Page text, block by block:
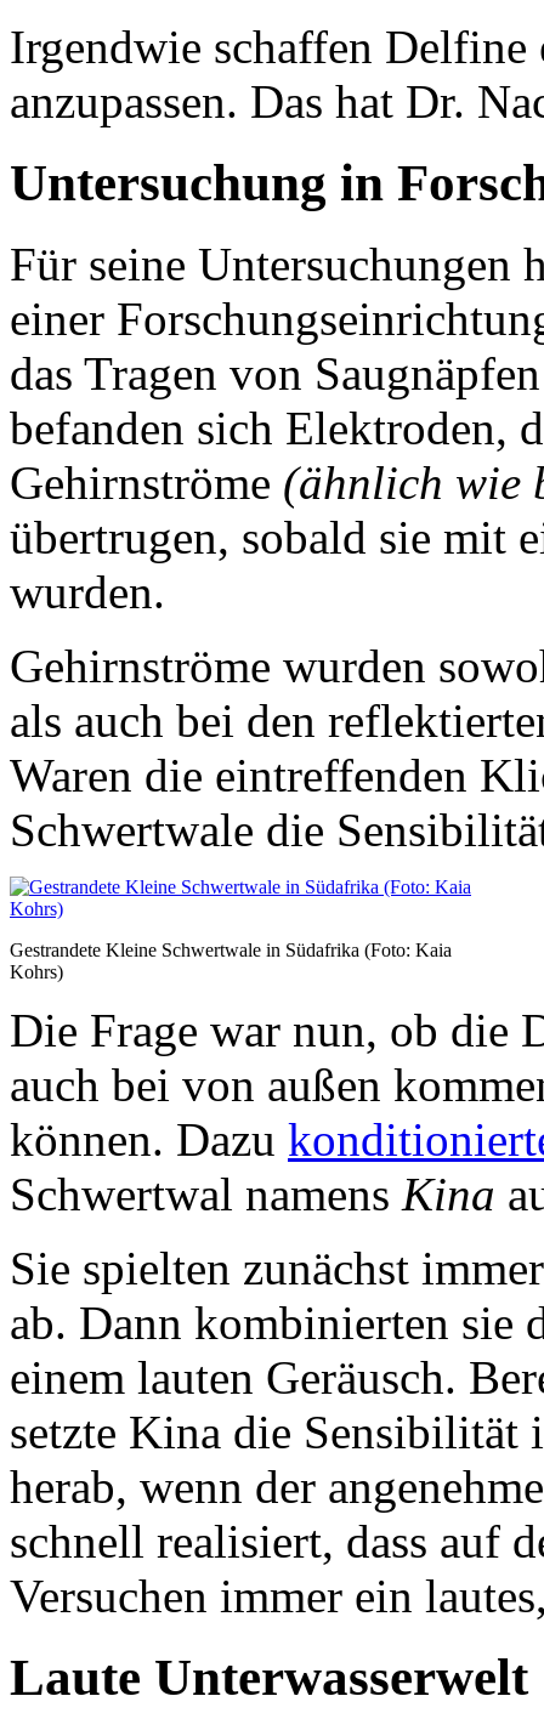
Irgendwie schaffen Delfine
anzupassen. Das hat Dr.
Untersuchung in
Für seine Untersuchungen
einer
das Tragen von
befanden sich Elektroden,
Gehirnströme (ähnlich wie
übertrugen, sobald sie mit
wurden.
Gehirnströme wurden
als auch bei den
Waren die eintreffenden
Schwertwale die
Gestrandete Kleine Schwertwale in Südafrika (Foto: Kaia
Kohrs)
Die Frage war nun, ob die
auch bei von außen
können. Dazu
Schwertwal namens Kina
Sie spielten zunächst
ab. Dann kombinierten sie
einem lauten Geräusch.
setzte Kina die Sensibilität
herab, wenn der
schnell realisiert, dass auf
Versuchen immer ein
Laute Unterwasserwelt